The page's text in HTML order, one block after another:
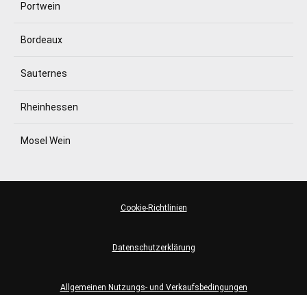
Portwein
Bordeaux
Sauternes
Rheinhessen
Mosel Wein
Allgemeinen Nutzungs- und Verkaufsbedingungen
Datenschutzerklärung
Cookie-Richtlinien